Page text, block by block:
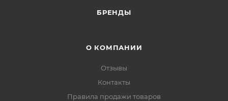
БРЕНДЫ
О КОМПАНИИ
Отзывы
Контакты
Правила продажи товаров